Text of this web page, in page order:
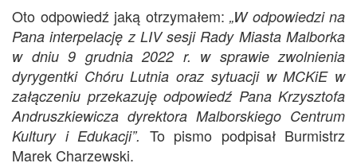
Oto odpowiedź jaką otrzymałem: „W odpowiedzi na
Pana interpelację z LIV sesji Rady Miasta Malborka
w dniu 9 grudnia 2022 r. w sprawie zwolnienia
dyrygentki Chóru Lutnia oraz sytuacji w MCKiE w
załączeniu przekazuję odpowiedź Pana Krzysztofa
Andruszkiewicza dyrektora Malborskiego Centrum
Kultury i Edukacji”. To pismo podpisał Burmistrz
Marek Charzewski.